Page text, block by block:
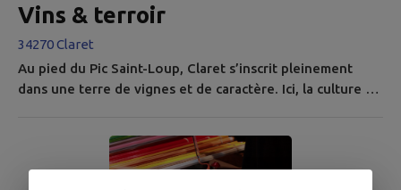
Vins & terroir
34270 Claret
Au pied du Pic Saint-Loup, Claret s’inscrit pleinement
dans une terre de vignes et de caractère. Ici, la culture du
vie locale. La commune fait partie de l’aire d’appellation
AOP Pic Saint-Loup , reconnue pour ses rouges profonds